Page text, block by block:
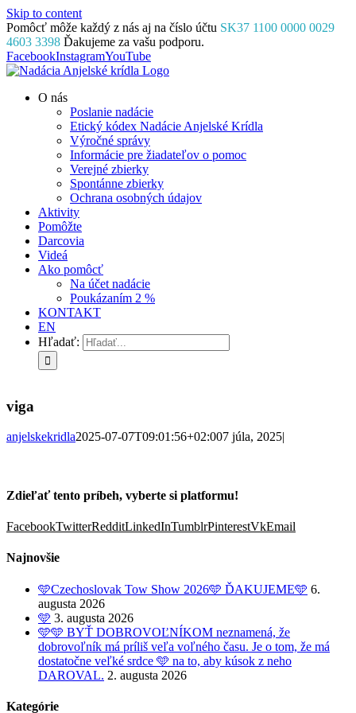
Skip to content
Pomôcť môže každý z nás aj na číslo účtu SK37 1100 0000 0029
4603 3398 Ďakujeme za vašu podporu.
FacebookInstagramYouTube
O nás
Poslanie nadácie
Etický kódex Nadácie Anjelské Krídla
Výročné správy
Informácie pre žiadateľov o pomoc
Verejné zbierky
Spontánne zbierky
Ochrana osobných údajov
Aktivity
Pomôžte
Darcovia
Videá
Ako pomôcť
Na účet nadácie
Poukázaním 2 %
KONTAKT
EN
Hľadať:
viga
anjelskekridla2025-07-07T09:01:56+02:007 júla, 2025|
Zdieľať tento príbeh, vyberte si platformu!
FacebookTwitterRedditLinkedInTumblrPinterestVkEmail
Najnovšie
🩵Czechoslovak Tow Show 2026🩵 ĎAKUJEME🩵 6.
augusta 2026
🩵 3. augusta 2026
🩵🩵 BYŤ DOBROVOĽNÍKOM neznamená, že
dobrovoľník má príliš veľa voľného času. Je o tom, že má
dostatočne veľké srdce 🩵 na to, aby kúsok z neho
DAROVAL. 2. augusta 2026
Kategórie